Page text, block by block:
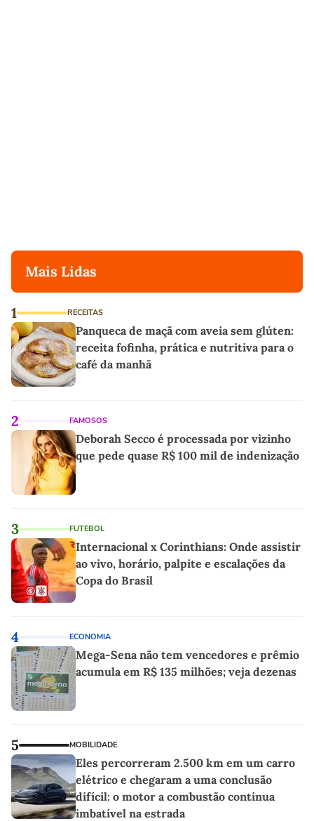
Mais Lidas
1 RECEITAS
Panqueca de maçã com aveia sem glúten:
receita fofinha, prática e nutritiva para o
café da manhã
2 FAMOSOS
Deborah Secco é processada por vizinho
que pede quase R$ 100 mil de indenização
3 FUTEBOL
Internacional x Corinthians: Onde assistir
ao vivo, horário, palpite e escalações da
Copa do Brasil
4 ECONOMIA
Mega-Sena não tem vencedores e prêmio
acumula em R$ 135 milhões; veja dezenas
5 MOBILIDADE
Eles percorreram 2.500 km em um carro
elétrico e chegaram a uma conclusão
difícil: o motor a combustão continua
imbatível na estrada